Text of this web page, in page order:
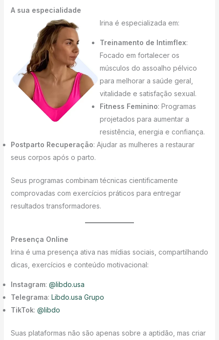
A sua especialidade
Irina é especializada em:
Treinamento de Intimflex:
Focado em fortalecer os
músculos do assoalho pélvico
para melhorar a saúde geral,
vitalidade e satisfação sexual.
Fitness Feminino: Programas
projetados para aumentar a
resistência, energia e confiança.
Postparto Recuperação: Ajudar as mulheres a restaurar
seus corpos após o parto.
Seus programas combinam técnicas cientificamente
comprovadas com exercícios práticos para entregar
resultados transformadores.
Presença Online
Irina é uma presença ativa nas mídias sociais, compartilhando
dicas, exercícios e conteúdo motivacional:
Instagram: @libdo.usa
Telegrama: Libdo.usa Grupo
TikTok: @libdo
Suas plataformas não são apenas sobre a aptidão, mas criar